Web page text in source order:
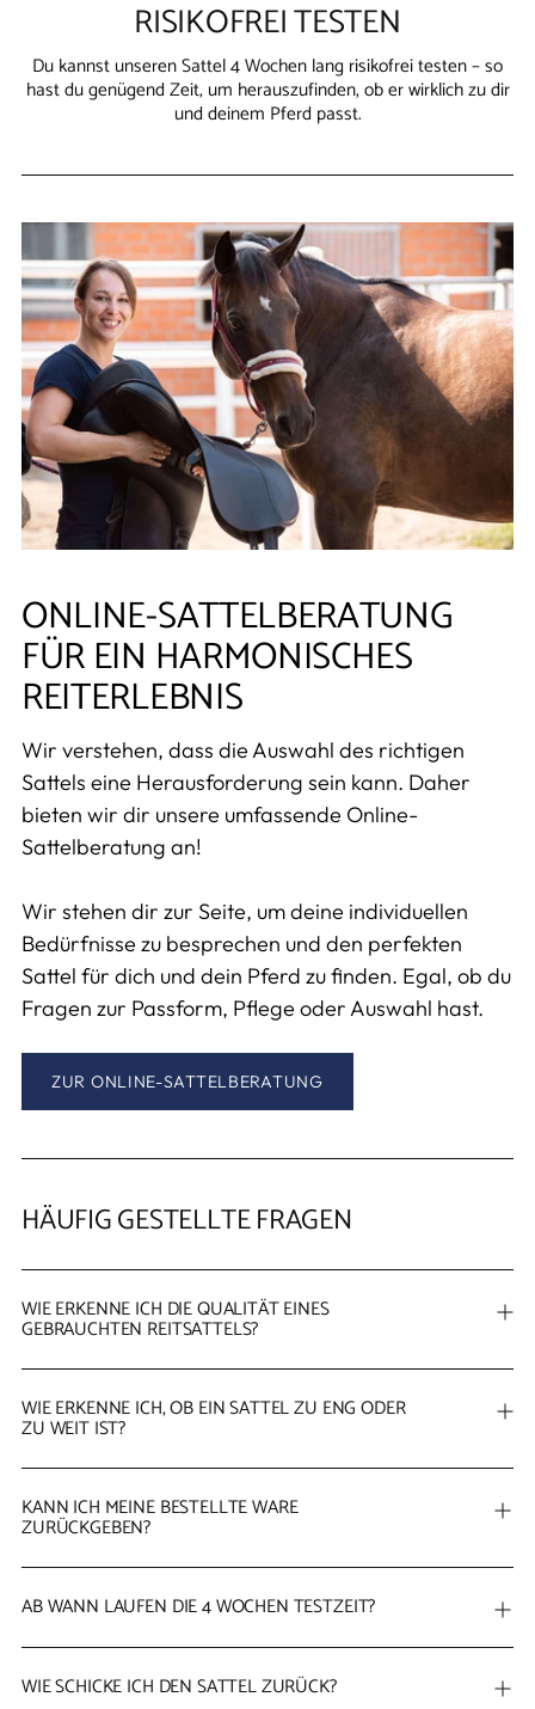
RISIKOFREI TESTEN
Du kannst unseren Sattel 4 Wochen lang risikofrei testen – so
hast du genügend Zeit, um herauszufinden, ob er wirklich zu dir
und deinem Pferd passt.
ONLINE-SATTELBERATUNG
FÜR EIN HARMONISCHES
REITERLEBNIS
Wir verstehen, dass die Auswahl des richtigen
Sattels eine Herausforderung sein kann. Daher
bieten wir dir unsere umfassende Online-
Sattelberatung an!
Wir stehen dir zur Seite, um deine individuellen
Bedürfnisse zu besprechen und den perfekten
Sattel für dich und dein Pferd zu finden. Egal, ob du
Fragen zur Passform, Pflege oder Auswahl hast.
ZUR ONLINE-SATTELBERATUNG
HÄUFIG GESTELLTE FRAGEN
WIE ERKENNE ICH DIE QUALITÄT EINES
GEBRAUCHTEN REITSATTELS?
WIE ERKENNE ICH, OB EIN SATTEL ZU ENG ODER
ZU WEIT IST?
KANN ICH MEINE BESTELLTE WARE
ZURÜCKGEBEN?
AB WANN LAUFEN DIE 4 WOCHEN TESTZEIT?
WIE SCHICKE ICH DEN SATTEL ZURÜCK?